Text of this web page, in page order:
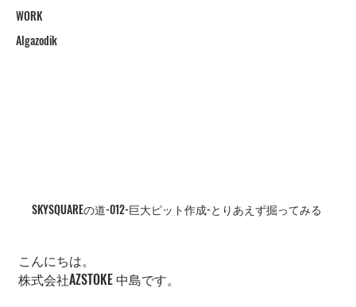
WORK
Algazodik
SKYSQUAREの道-012-巨大ピット作成-とりあえず掘ってみる
こんにちは。
株式会社AZSTOKE 中島です。